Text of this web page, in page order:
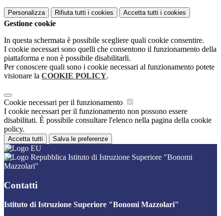
Personalizza Rifiuta tutti i cookies Accetta tutti i cookies
Gestione cookie
In questa schermata è possibile scegliere quali cookie consentire.
I cookie necessari sono quelli che consentono il funzionamento della
piattaforma e non è possibile disabilitarli.
Per conoscere quali sono i cookie necessari al funzionamento potete
visionare la COOKIE POLICY.
Cookie necessari per il funzionamento
I cookie necessari per il funzionamento non possono essere
disabilitati. È possibile consultare l'elenco nella pagina della cookie
policy.
Accetta tutti Salva le preferenze
Istituto di Istruzione Superiore "Bonomi
Mazzolari"
Contatti
Istituto di Istruzione Superiore "Bonomi Mazzolari"